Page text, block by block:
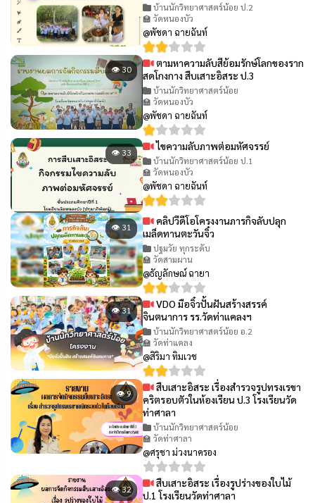
บ้านนักวิทยาศาสตร์น้อย ป.2
🏫 วัดหนองบัว
@พัชดา ฉายฉันท์
👁 30
ตามหาความลับสีย้อมรักษ์โลกของราก
สดโกงกาง สืบเสาะอิสระ ป.3
บ้านนักวิทยาศาสตร์น้อย
🏫 วัดหนองบัว
@พัชดา ฉายฉันท์
👁 33 ไขความลับภาพต่อมหัศจรรย์
บ้านนักวิทยาศาสตร์น้อย ป.1
🏫 วัดหนองบัว
@พัชดา ฉายฉันท์
👁 31
คลิปวีดีโอโครงงานภารกิจลับปลุก
เมล็ดทานตะวันจิ๋ว
ปฐมวัย ทุกระดับ
🏫 วัดสามผาน
@ธัญลักษณ์ ฉายา
👁 31
VDO มือจิ๋วปั้นฝันสร้างสรรค์
จินตนาการ รร.วัดท่าแคลงฯ
บ้านนักวิทยาศาสตร์น้อย อ.2
🏫 วัดท่าแคลง
@สิริมา ทิมเวช
👁 9
สืบเสาะอิสระ เรื่องสำรวจรูปทรงเรขา
คริตรอบตัวในห้องเรียน ป.3 โรงเรียนวัด
ท่าศาลา
บ้านนักวิทยาศาสตร์น้อย
🏫 วัดท่าศาลา
@ศรุชา ม่วงนาครอง
👁 32
สืบเสาะอิสระ เรื่องรูปร่างของใบไม้
ป.1 โรงเรียนวัดท่าศาลา